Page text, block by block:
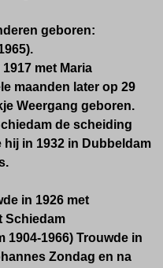
geboren:
met Maria
maanden later op 29
Weergang geboren.
de scheiding
hij in 1932 in Dubbeldam
in 1926 met
Schiedam
1904-1966) Trouwde in
Zondag en na